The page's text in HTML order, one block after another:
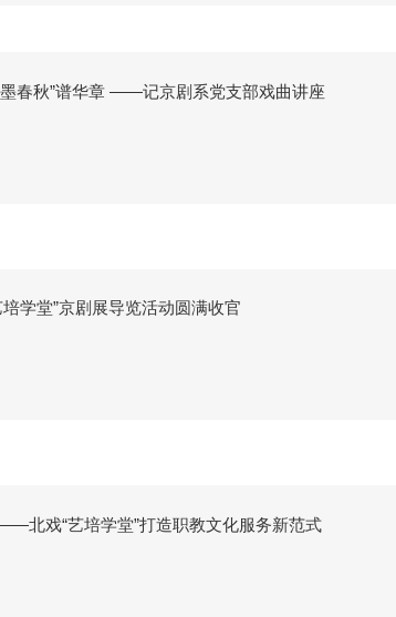
墨春秋”谱华章 ——记京剧系党支部戏曲讲座
学堂”京剧展导览活动圆满收官
北戏“艺培学堂”打造职教文化服务新范式